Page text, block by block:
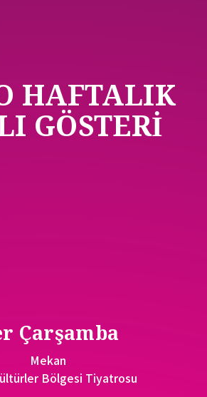
HAFTALIK
GÖSTERİ
Çarşamba
Mekan
Bölgesi Tiyatrosu